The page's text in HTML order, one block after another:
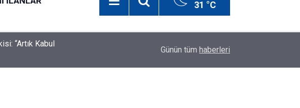
31 °C
“Artık Kabul
7 Ağustos Şırnak'ta Günün Öne Çıkan Haberleri
Günün tüm haberleri